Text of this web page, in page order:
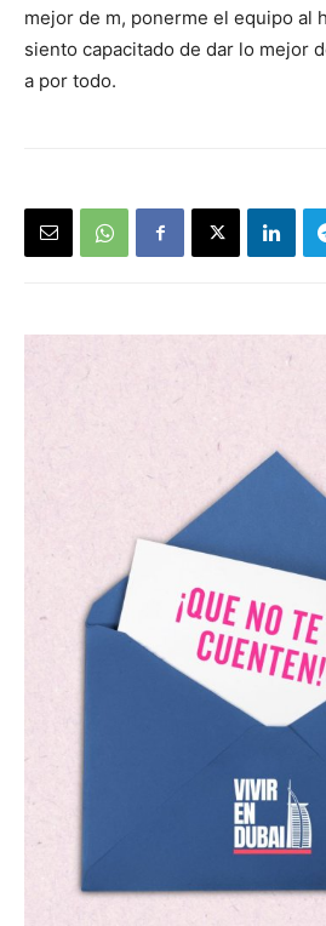
mejor de m, ponerme el equipo al
siento capacitado de dar lo mejor
a por todo.